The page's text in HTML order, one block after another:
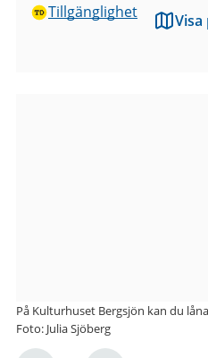
Tillgänglighet
Visa
På Kulturhuset Bergsjön kan du
Foto: Julia Sjöberg